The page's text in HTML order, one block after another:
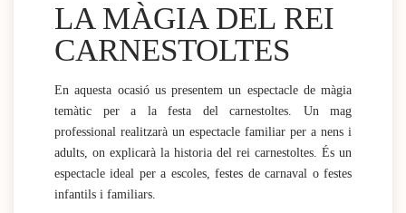
LA MÀGIA DEL REI
CARNESTOLTES
En aquesta ocasió us presentem un espectacle de màgia
temàtic per a la festa del carnestoltes. Un mag
professional realitzarà un espectacle familiar per a nens i
adults, on explicarà la historia del rei carnestoltes. És un
espectacle ideal per a escoles, festes de carnaval o festes
infantils i familiars.